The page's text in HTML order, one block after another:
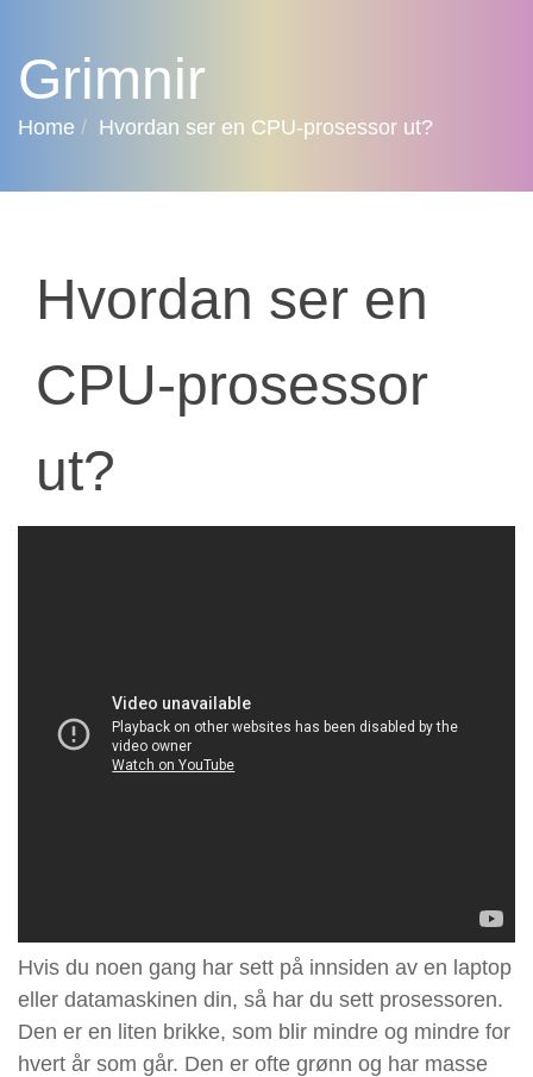
Grimnir
Home Hvordan ser en CPU-prosessor ut?
Hvordan ser en
CPU-prosessor
ut?
Hvis du noen gang har sett på innsiden av en laptop
eller datamaskinen din, så har du sett prosessoren.
Den er en liten brikke, som blir mindre og mindre for
hvert år som går. Den er ofte grønn og har masse